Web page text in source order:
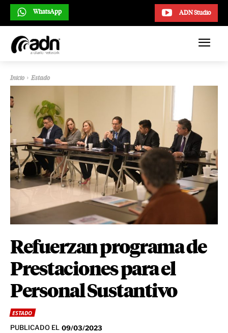
ADN Studio
WhatsApp
Inicio Estado
Refuerzan programa de
Prestaciones para el
Personal Sustantivo
ESTADO
PUBLICADO EL 09/03/2023